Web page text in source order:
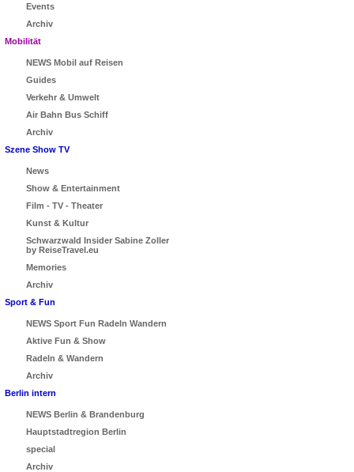
Events
Archiv
Mobilität
NEWS Mobil auf Reisen
Guides
Verkehr & Umwelt
Air Bahn Bus Schiff
Archiv
Szene Show TV
News
Show & Entertainment
Film - TV - Theater
Kunst & Kultur
Schwarzwald Insider Sabine Zoller
by ReiseTravel.eu
Memories
Archiv
Sport & Fun
NEWS Sport Fun Radeln Wandern
Aktive Fun & Show
Radeln & Wandern
Archiv
Berlin intern
NEWS Berlin & Brandenburg
Hauptstadtregion Berlin
special
Archiv